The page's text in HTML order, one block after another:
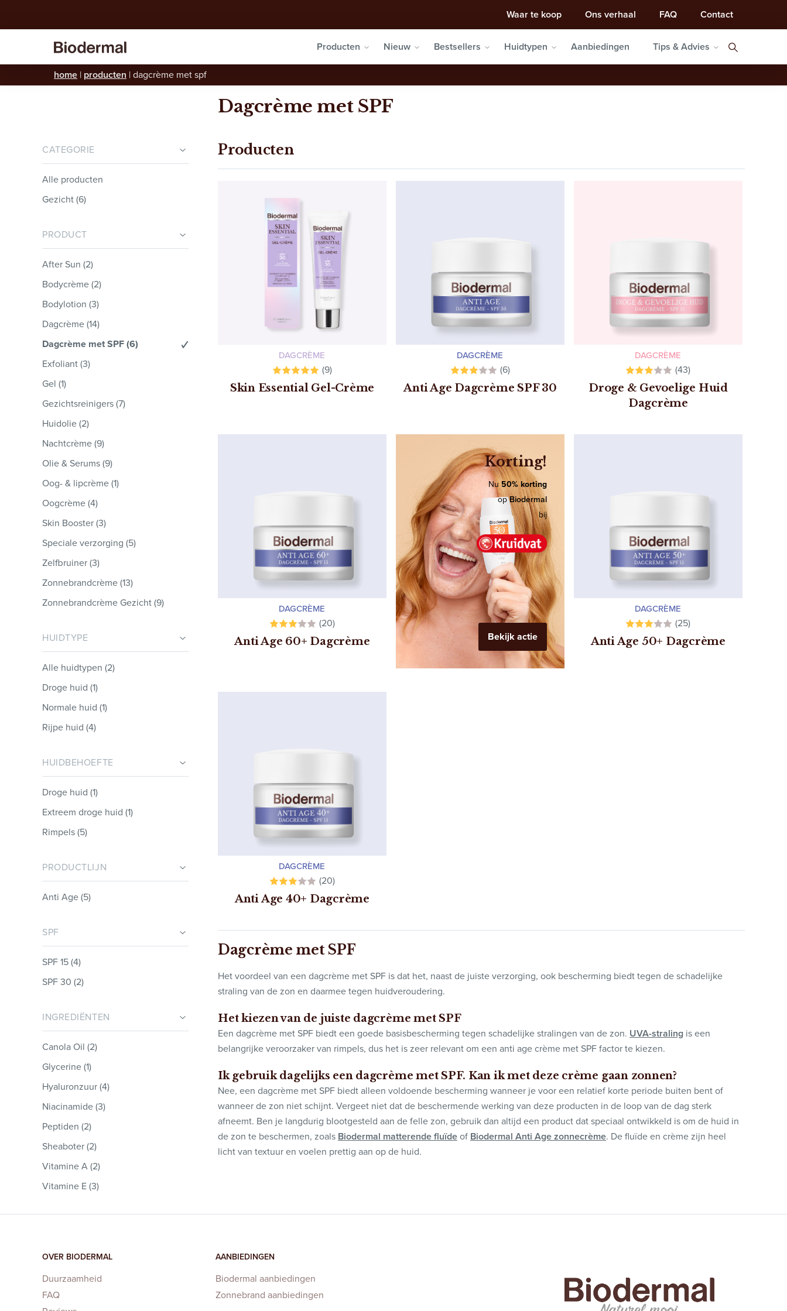
Waar te koop Ons verhaal FAQ Contact
Producten Nieuw Bestsellers Huidtypen Aanbiedingen Tips & Advies
home | producten |dagcrème met spf
Dagcrème met SPF
CATEGORIE
Alle producten
Gezicht (6)
PRODUCT
After Sun (2)
Bodycrème(2)
Bodylotion (3)
Dagcrème(14)
Dagcrème met SPF(6)
Exfoliant(3)
Gel (1)
Gezichtsreinigers(7)
Huidolie(2)
Nachtcrème(9)
Olie & Serums(9)
Oog- & lipcrème(1)
Oogcrème(4)
Skin Booster(3)
Speciale verzorging (5)
Zelfbruiner(3)
Zonnebrandcrème(13)
Zonnebrandcrème Gezicht(9)
HUIDTYPE
Alle huidtypen (2)
Droge huid (1)
Normale huid (1)
Rijpe huid (4)
HUIDBEHOEFTE
Droge huid (1)
Extreem droge huid (1)
Rimpels (5)
PRODUCTLIJN
Anti Age (5)
SPF
SPF 15 (4)
SPF 30 (2)
INGREDIËNTEN
Canola Oil (2)
Glycerine (1)
Hyaluronzuur (4)
Niacinamide (3)
Peptiden (2)
Sheaboter (2)
Vitamine A (2)
Vitamine E (3)
Producten
DAGCRÈME
(9)
Skin Essential Gel-Crème
DAGCRÈME
(6)
Anti Age Dagcrème SPF 30
DAGCRÈME
(43)
Droge & Gevoelige Huid
Dagcrème
DAGCRÈME
(20)
Anti Age 60+ Dagcrème
Korting!
Nu50% korting
opBiodermal
bij
Bekijk actie
DAGCRÈME
(25)
Anti Age 50+ Dagcrème
DAGCRÈME
(20)
Anti Age 40+ Dagcrème
Dagcrème met SPF
Het voordeel van een dagcrème met SPF is dat het, naast de juiste verzorging, ook bescherming biedt tegen de schadelijke
straling van de zon en daarmee tegen huidveroudering.
Het kiezen van de juiste dagcrème met SPF
Een dagcrème met SPF biedt een goede basisbescherming tegen schadelijke stralingen van de zon. UVA-straling is een
belangrijke veroorzaker van rimpels, dus het is zeer relevant om een anti age crème met SPF factor te kiezen.
Ik gebruik dagelijks een dagcrème met SPF. Kan ik met deze crème gaan zonnen?
Nee, een dagcrème met SPF biedt alleen voldoende bescherming wanneer je voor een relatief korte periode buiten bent of
wanneer de zon niet schijnt. Vergeet niet dat de beschermende werking van deze producten in de loop van de dag sterk
afneemt. Ben je langdurig blootgesteld aan de felle zon, gebruik dan altijd een product dat speciaal ontwikkeld is om de huid in
de zon te beschermen, zoals Biodermal matterende fluïdeof Biodermal Anti Age zonnecrème. De fluïde en crème zijn heel
licht van textuur en voelen prettig aan op de huid.
OVER BIODERMAL
Duurzaamheid
FAQ
AANBIEDINGEN
Biodermal aanbiedingen
Zonnebrand aanbiedingen